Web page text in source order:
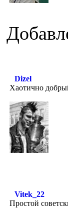
Dizel
Хаотично
Vitek_22
Простой